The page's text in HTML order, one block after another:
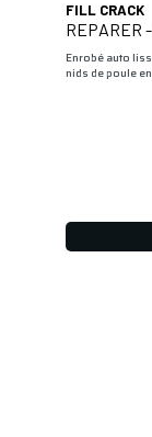
FILL CRACK
REPARER
Enrobé auto
nids de poule